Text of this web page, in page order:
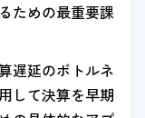
ための最重要課
遅延のボトルネ
して決算を早期